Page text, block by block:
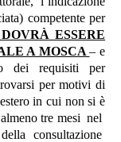
competente per
ESSERE
A MOSCA– e
dei requisiti per
per motivi di
in cui non si è
tre mesi nel
consultazione